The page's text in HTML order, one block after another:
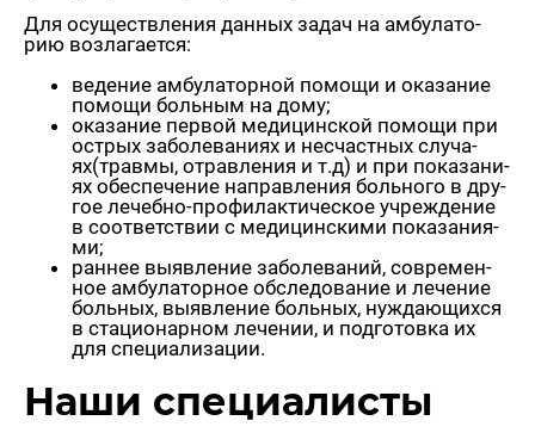
Для осу­ществ­ле­ния дан­ных задач на ам­бу­ла­то­
рию воз­ла­га­ет­ся:
ве­де­ние ам­бу­ла­тор­ной по­мо­щи и ока­за­ние
по­мо­щи боль­ным на дому;
ока­за­ние пер­вой ме­ди­цин­ской по­мо­щи при
ост­рых за­бо­ле­ва­ни­ях и несчаст­ных слу­ча­
ях(трав­мы, отрав­ле­ния и т.д) и при по­ка­за­ни­
ях обес­пе­че­ние на­прав­ле­ния боль­но­го в дру­
гое ле­чеб­но-про­фи­лак­ти­че­ское учре­жде­ние
в со­от­вет­ствии с ме­ди­цин­ски­ми по­ка­за­ни­я­
ми;
ран­нее вы­яв­ле­ние за­бо­ле­ва­ний, со­вре­мен­
ное ам­бу­ла­тор­ное об­сле­до­ва­ние и ле­че­ние
боль­ных, вы­яв­ле­ние боль­ных, нуж­да­ю­щих­ся
в ста­ци­о­нар­ном ле­че­нии, и под­го­тов­ка их
для спе­ци­а­ли­за­ции.
Наши спе­ци­а­ли­сты